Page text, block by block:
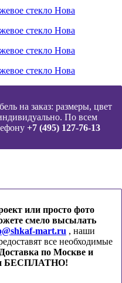
на заказ: размеры, цвет
По всем
+7 (495) 127-76-13
или просто фото
смело высылать
mart.ru , наши
все необходимые
Доставка по Москве и
БЕСПЛАТНО!